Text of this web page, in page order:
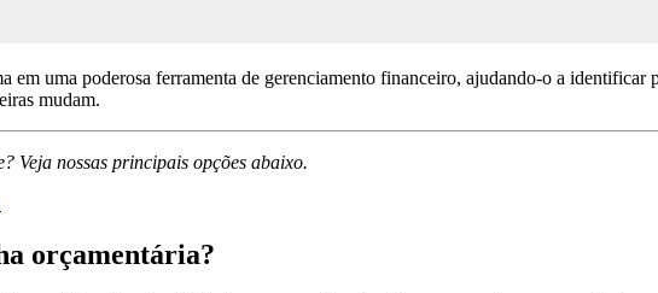
uma poderosa ferramenta de gerenciamento financeiro, ajudando-o a identificar
mudam.
Veja nossas principais opções abaixo.
orçamentária?